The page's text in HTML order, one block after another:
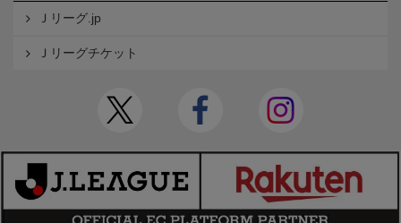
Ｊリーグ.jp
Ｊリーグチケット